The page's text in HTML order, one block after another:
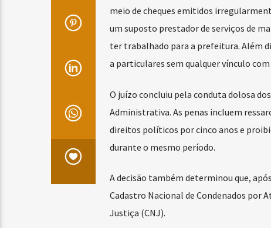
meio de cheques emitidos
um suposto prestador de serviços de
ter trabalhado para a prefeitura. Além
a particulares sem qualquer vínculo
O juízo concluiu pela conduta dolosa
Administrativa. As penas incluem
direitos políticos por cinco anos e
durante o mesmo período.
A decisão também determinou que,
Cadastro Nacional de Condenados por
Justiça (CNJ).